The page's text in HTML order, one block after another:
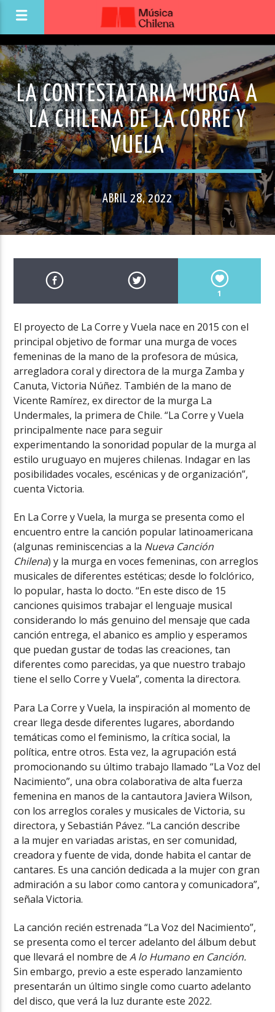
LA CONTESTATARIA MURGA A
LA CHILENA DE LA CORRE Y
VUELA
ABRIL 28, 2022
1
El proyecto de La Corre y Vuela nace en 2015 con el
principal objetivo de formar una murga de voces
femeninas de la mano de la profesora de música,
arregladora coral y directora de la murga Zamba y
Canuta, Victoria Núñez. También de la mano de
Vicente Ramírez, ex director de la murga La
Undermales, la primera de Chile. “La Corre y Vuela
principalmente nace para seguir
experimentando la sonoridad popular de la murga al
estilo uruguayo en mujeres chilenas. Indagar en las
posibilidades vocales, escénicas y de organización”,
cuenta Victoria.
En La Corre y Vuela, la murga se presenta como el
encuentro entre la canción popular latinoamericana
(algunas reminiscencias a la Nueva Canción
Chilena) y la murga en voces femeninas, con arreglos
musicales de diferentes estéticas; desde lo folclórico,
lo popular, hasta lo docto. “En este disco de 15
canciones quisimos trabajar el lenguaje musical
considerando lo más genuino del mensaje que cada
canción entrega, el abanico es amplio y esperamos
que puedan gustar de todas las creaciones, tan
diferentes como parecidas, ya que nuestro trabajo
tiene el sello Corre y Vuela”, comenta la directora.
Para La Corre y Vuela, la inspiración al momento de
crear llega desde diferentes lugares, abordando
temáticas como el feminismo, la crítica social, la
política, entre otros. Esta vez, la agrupación está
promocionando su último trabajo llamado “La Voz del
Nacimiento”, una obra colaborativa de alta fuerza
femenina en manos de la cantautora Javiera Wilson,
con los arreglos corales y musicales de Victoria, su
directora, y Sebastián Pávez. “La canción describe
a la mujer en variadas aristas, en ser comunidad,
creadora y fuente de vida, donde habita el cantar de
cantares. Es una canción dedicada a la mujer con gran
admiración a su labor como cantora y comunicadora”,
señala Victoria.
La canción recién estrenada “La Voz del Nacimiento”,
se presenta como el tercer adelanto del álbum debut
que llevará el nombre deA lo Humano en Canción.
Sin embargo, previo a este esperado lanzamiento
presentarán un último single como cuarto adelanto
del disco, que verá la luz durante este 2022.